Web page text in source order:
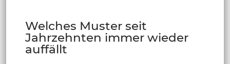
Welches Muster seit
Jahrzehnten immer wieder
auffällt